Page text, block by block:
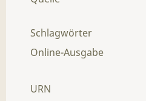
Schlagwörter
Online-Ausgabe
URN